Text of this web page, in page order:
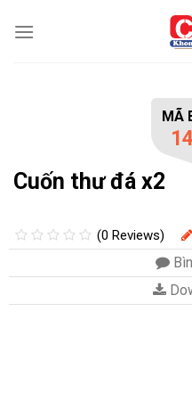
MÃ
Cuốn thư đá x2
(0 Reviews)